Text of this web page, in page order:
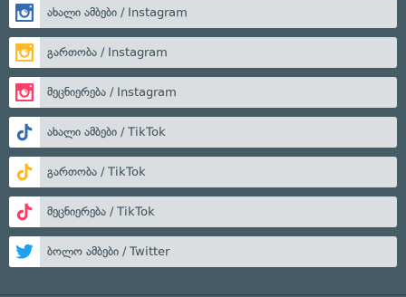
ახალი ამბები / Instagram
გართობა / Instagram
მეცნიერება / Instagram
ახალი ამბები / TikTok
გართობა / TikTok
მეცნიერება / TikTok
ბოლო ამბები / Twitter